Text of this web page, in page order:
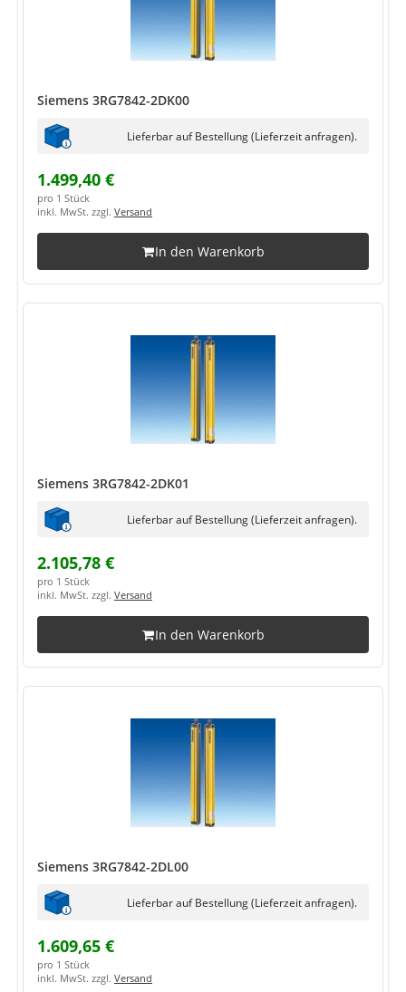
Siemens 3RG7842-2DK00
Lieferbar auf Bestellung (Lieferzeit anfragen).
1.499,40 €
pro 1 Stück
inkl. MwSt. zzgl. Versand
In den Warenkorb
Siemens 3RG7842-2DK01
Lieferbar auf Bestellung (Lieferzeit anfragen).
2.105,78 €
pro 1 Stück
inkl. MwSt. zzgl. Versand
In den Warenkorb
Siemens 3RG7842-2DL00
Lieferbar auf Bestellung (Lieferzeit anfragen).
1.609,65 €
pro 1 Stück
inkl. MwSt. zzgl. Versand